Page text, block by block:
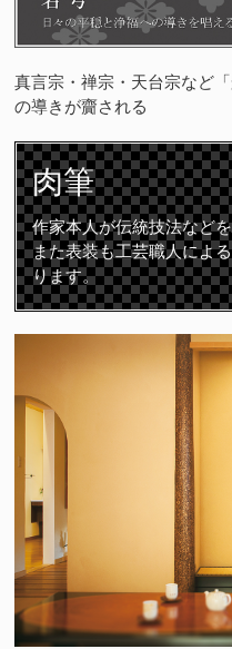
真言宗・禅宗・天台宗など
の導きが齎される
肉筆
作家本人が伝統技法など
また表装も工芸職人によ
ります。